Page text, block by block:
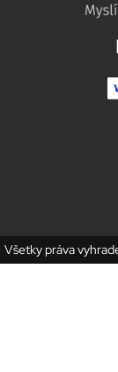
Všetky práva